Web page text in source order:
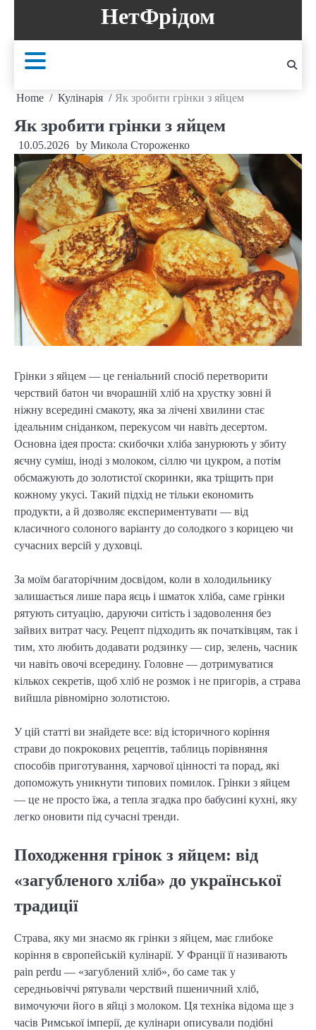
content
НетФрідом
Home Кулінарія Як зробити грінки з яйцем
Як зробити грінки з яйцем
10.05.2026 by Микола Стороженко
Грінки з яйцем — це геніальний спосіб перетворити
черствий батон чи вчорашній хліб на хрустку зовні й
ніжну всередині смакоту, яка за лічені хвилини стає
ідеальним сніданком, перекусом чи навіть десертом.
Основна ідея проста: скибочки хліба занурюють у збиту
яєчну суміш, іноді з молоком, сіллю чи цукром, а потім
обсмажують до золотистої скоринки, яка тріщить при
кожному укусі. Такий підхід не тільки економить
продукти, а й дозволяє експериментувати — від
класичного солоного варіанту до солодкого з корицею чи
сучасних версій у духовці.
За моїм багаторічним досвідом, коли в холодильнику
залишається лише пара яєць і шматок хліба, саме грінки
рятують ситуацію, даруючи ситість і задоволення без
зайвих витрат часу. Рецепт підходить як початківцям, так і
тим, хто любить додавати родзинку — сир, зелень, часник
чи навіть овочі всередину. Головне — дотримуватися
кількох секретів, щоб хліб не розмок і не пригорів, а страва
вийшла рівномірно золотистою.
У цій статті ви знайдете все: від історичного коріння
страви до покрокових рецептів, таблиць порівняння
способів приготування, харчової цінності та порад, які
допоможуть уникнути типових помилок. Грінки з яйцем
— це не просто їжа, а тепла згадка про бабусині кухні, яку
легко оновити під сучасні тренди.
Походження грінок з яйцем: від
«загубленого хліба» до української
традиції
Страва, яку ми знаємо як грінки з яйцем, має глибоке
коріння в європейській кулінарії. У Франції її називають
pain perdu — «загублений хліб», бо саме так у
середньовіччі рятували черствий пшеничний хліб,
вимочуючи його в яйці з молоком. Ця техніка відома ще з
часів Римської імперії, де кулінари описували подібні